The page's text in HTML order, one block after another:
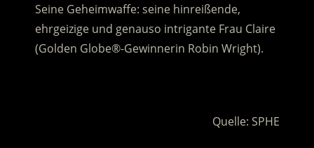
Seine Geheimwaffe: seine hinreißende,
ehrgeizige und genauso intrigante Frau Claire
(Golden Globe®-Gewinnerin Robin Wright).
Quelle: SPHE